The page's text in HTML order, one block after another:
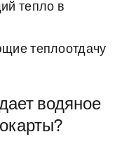
тепло в
теплоотдачу
водяное